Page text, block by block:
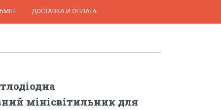
ДОСТАВКА И ОПЛАТА
мінісвітильник для